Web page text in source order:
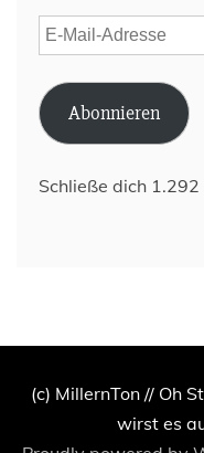
E-
Mail-
Adresse
Abonnieren
Schließe dich
(c) MillernTon // Oh
wirst es